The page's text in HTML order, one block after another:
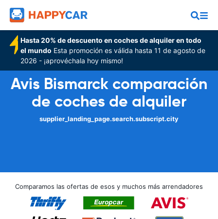
Hasta 20% de descuento en coches de alquiler en todo
el mundo Esta promoción es válida hasta 11 de agosto de
2026 - ¡aprovéchala hoy mismo!
Avis Bismarck comparación
de coches de alquiler
supplier_landing_page.search.subscript.city
Comparamos las ofertas de esos y muchos más arrendadores